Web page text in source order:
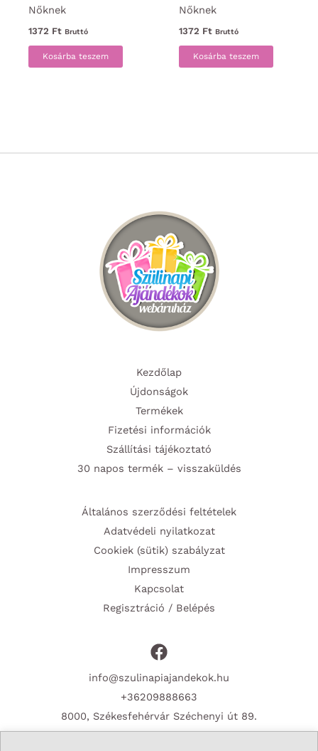
Nőknek
1372 Ft Bruttó
Kosárba teszem
Nőknek
1372 Ft Bruttó
Kosárba teszem
Kezdőlap
Újdonságok
Termékek
Fizetési információk
Szállítási tájékoztató
30 napos termék – visszaküldés
Általános szerződési feltételek
Adatvédeli nyilatkozat
Cookiek (sütik) szabályzat
Impresszum
Kapcsolat
Regisztráció / Belépés
info@szulinapiajandekok.hu
+36209888663
8000, Székesfehérvár Széchenyi út 89.